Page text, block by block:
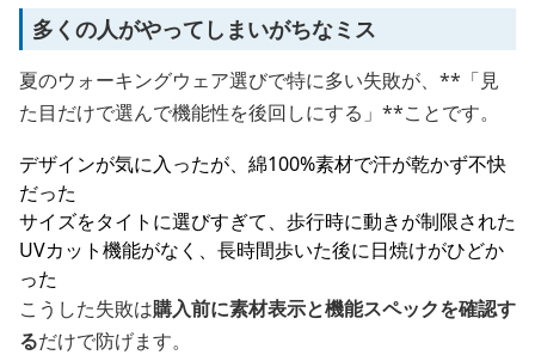
多くの人がやってしまいがちなミス
夏のウォーキングウェア選びで特に多い失敗が、**「見
た目だけで選んで機能性を後回しにする」**ことです。
デザインが気に入ったが、綿100%素材で汗が乾かず不快
だった
サイズをタイトに選びすぎて、歩行時に動きが制限された
UVカット機能がなく、長時間歩いた後に日焼けがひどか
った
こうした失敗は購入前に素材表示と機能スペックを確認す
るだけで防げます。